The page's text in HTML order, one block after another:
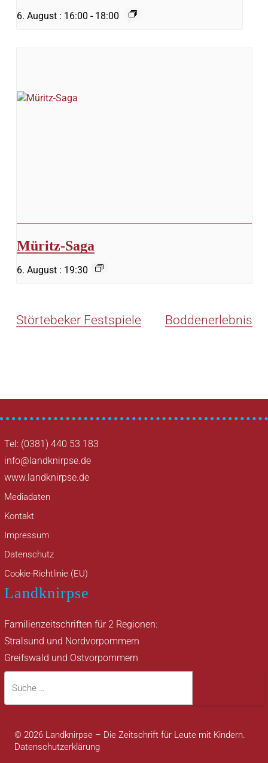
6. August : 16:00 - 18:00
Müritz-Saga
6. August : 19:30
Störtebeker Festspiele Boddenerlebnis
Tel: (0381) 440 53 183
info@landknirpse.de
www.landknirpse.de
Mediadaten
Kontakt
Impressum
Datenschutz
Cookie-Richtlinie (EU)
Landknirpse
Familienzeitschriften für 2 Regionen:
Stralsund und Nordvorpommern
Greifswald und Ostvorpommern
Suche
© 2026 Landknirpse – Die Zeitschrift für Leute mit Kindern.
Datenschutzerklärung